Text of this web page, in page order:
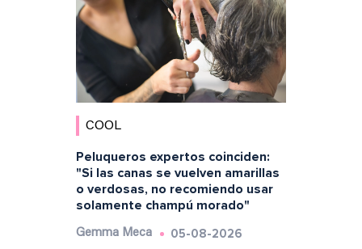
COOL
Peluqueros expertos coinciden:
"Si las canas se vuelven amarillas
o verdosas, no recomiendo usar
solamente champú morado"
Gemma Meca 05-08-2026